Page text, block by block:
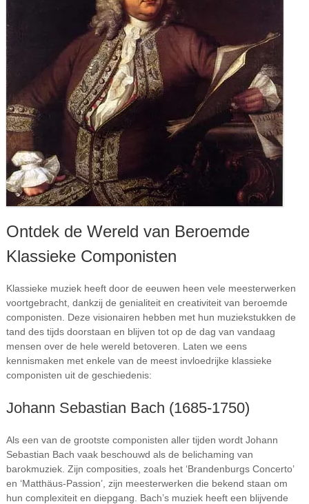
Ontdek de Wereld van Beroemde
Klassieke Componisten
Klassieke muziek heeft door de eeuwen heen vele meesterwerken
voortgebracht, dankzij de genialiteit en creativiteit van beroemde
componisten. Deze visionairen hebben met hun muziekstukken de
tand des tijds doorstaan en blijven tot op de dag van vandaag
mensen over de hele wereld betoveren. Laten we eens
kennismaken met enkele van de meest invloedrijke klassieke
componisten uit de geschiedenis:
Johann Sebastian Bach (1685-1750)
Als een van de grootste componisten aller tijden wordt Johann
Sebastian Bach vaak beschouwd als de belichaming van
barokmuziek. Zijn composities, zoals het ‘Brandenburgs Concerto’
en ‘Matthäus-Passion’, zijn meesterwerken die bekend staan om
hun complexiteit en diepgang. Bach’s muziek heeft een blijvende